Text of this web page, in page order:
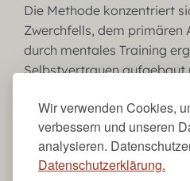
Wir verwenden Cookies,
verbessern und unseren
analysieren.
Datenschutzerklärung.
Die Methode konzentriert
Zwerchfells, dem primären
durch mentales Training
Selbstvertrauen aufgebaut
Dauerhafte Ergebnisse,
Die Del Ferro-Methode
fester Zustand ist. Indem